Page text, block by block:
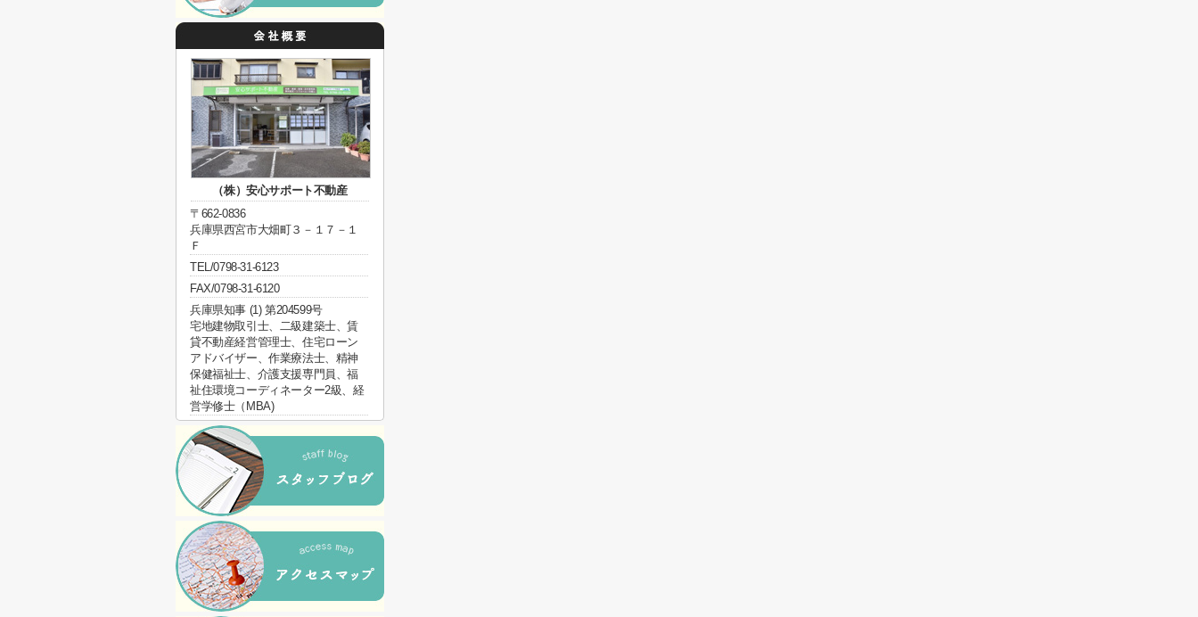
（株）安心サポート不動産
〒662-0836
兵庫県西宮市大畑町３－１７－１
Ｆ
TEL/0798-31-6123
FAX/0798-31-6120
兵庫県知事 (1) 第204599号
宅地建物取引士、二級建築士、賃
貸不動産経営管理士、住宅ローン
アドバイザー、作業療法士、精神
保健福祉士、介護支援専門員、福
祉住環境コーディネーター2級、経
営学修士（MBA)